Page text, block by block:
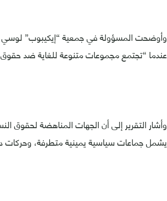
وأوضحت المسؤولة في جمعية “إيكيبوب” لوسي
عندما “تجتمع مجموعات متنوعة للغاية ضد حقوق
وأشار التقرير إلى أن الجهات المناهضة لحقوق
يشمل جماعات سياسية يمينية متطرفة، وحركات